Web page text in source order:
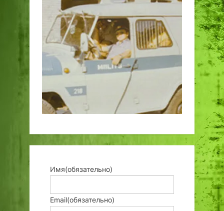
Имя(обязательно)
Email(обязательно)